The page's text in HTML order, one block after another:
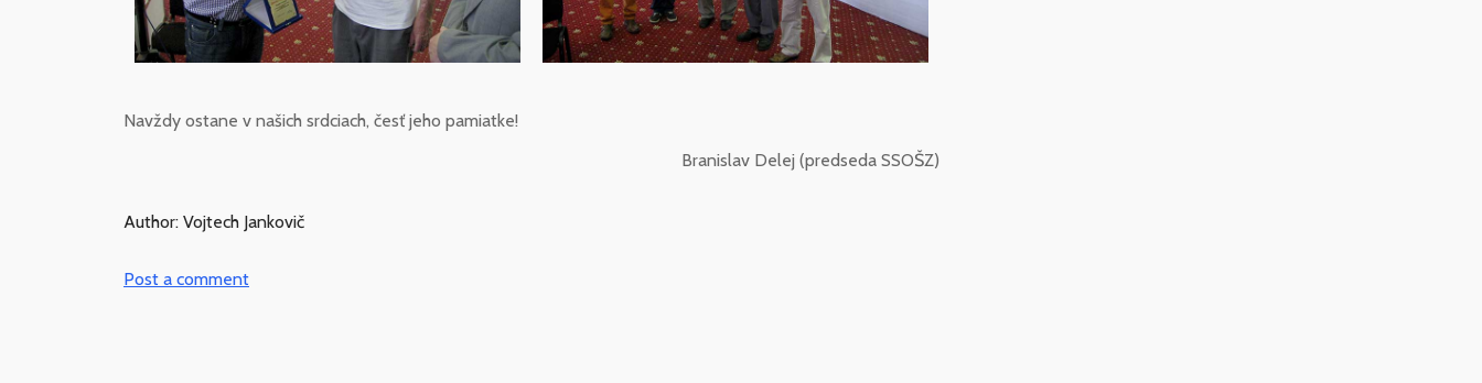
Navždy ostane v našich srdciach, česť jeho pamiatke!
Branislav Delej (predseda SSOŠZ)
Author: Vojtech Jankovič
Post a comment